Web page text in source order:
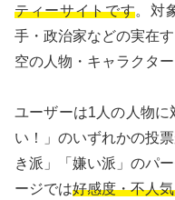
ティーサイトです。対
手・政治家などの実在
空の人物・キャラクター
ユーザーは1人の人物
い！」のいずれかの投
き派」「嫌い派」のパ
ージでは好感度・不人